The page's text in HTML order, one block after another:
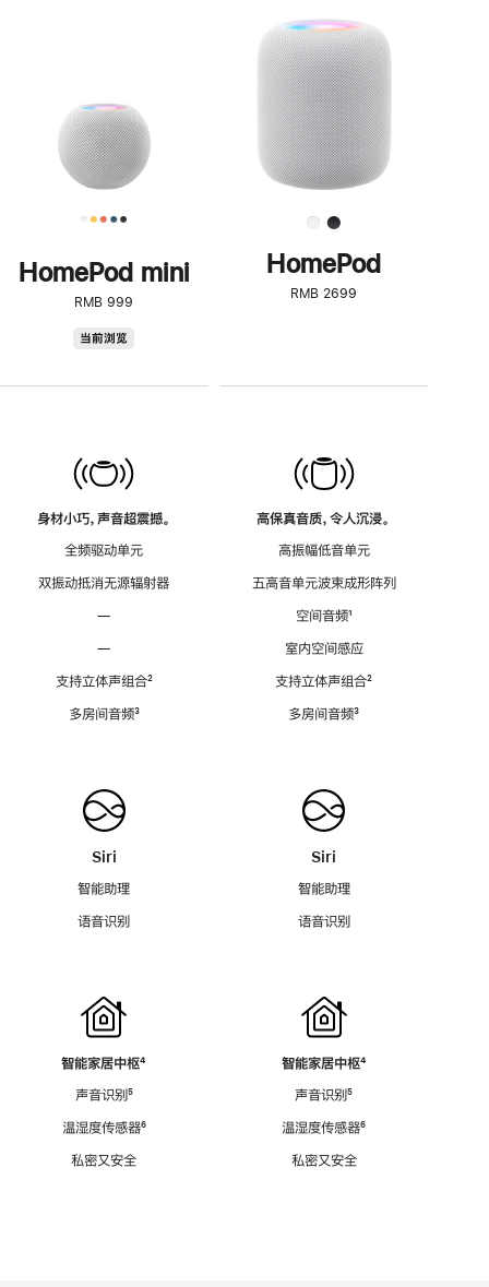
HomePod mini
RMB 999
当前浏览
身材小巧，声音超震撼。
全频驱动单元
双振动抵消无源辐射器
—
—
支持立体声组合脚
²
多房间音频脚
³
Siri
智能助理
语音识别
智能家居中枢脚
⁴
声音识别脚
⁵
温湿度传感器脚
⁶
私密又安全
步
了
解
HomePod<
HomePod
RMB 2699
高保真音质，令人沉浸。
高振幅低音单元
五高音单元波束成形阵列
空间音频脚
¹
室内空间感应
支持立体声组合脚
²
多房间音频脚
³
Siri
智能助理
语音识别
智能家居中枢脚
⁴
声音识别脚
⁵
温湿度传感器脚
⁶
私密又安全